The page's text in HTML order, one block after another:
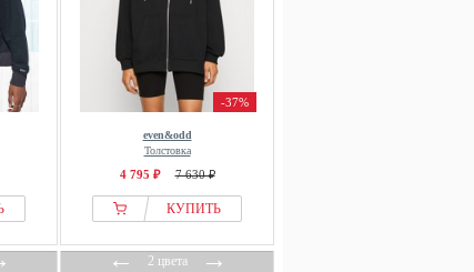
-37%
even&odd
Толстовка
4 795 ₽ 7 630 ₽
КУПИТЬ
←2 цвета→